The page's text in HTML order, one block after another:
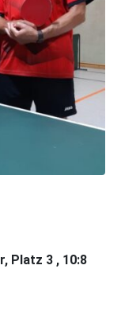
Platz 3 , 10:8